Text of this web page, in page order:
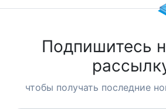
Подпишитесь
чтобы получать последние